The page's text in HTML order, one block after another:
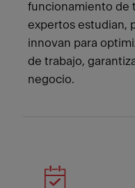
funcionamiento de
expertos estudian,
innovan para
de trabajo,
negocio.